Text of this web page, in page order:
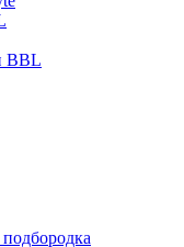
BBL